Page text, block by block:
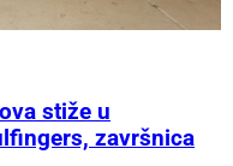
stiže u
završnica